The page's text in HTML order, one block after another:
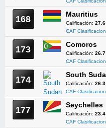
168 Mauritius
Calificación: 27.6
CAF
173 Comoros
Calificación: 26.7
CAF
174 South
Calificación: 26.3
CAF
177 Seychelles
Calificación: 23.4
CAF